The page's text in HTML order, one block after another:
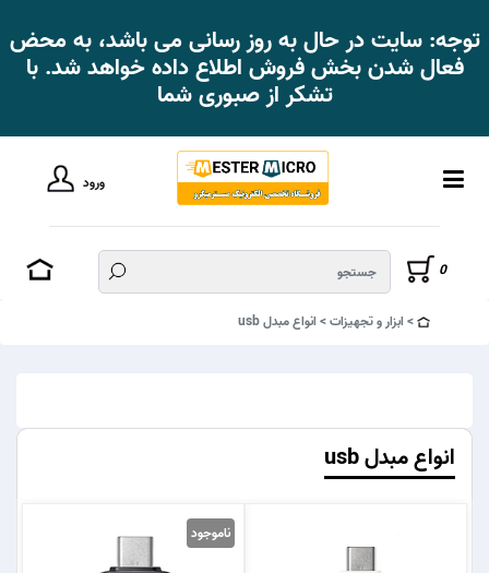
توجه: سایت در حال به روز رسانی می باشد، به محض
فعال شدن بخش فروش اطلاع داده خواهد شد. با
تشکر از صبوری شما
ورود
0
ابزار و تجهیزات انواع مبدل usb
انواع مبدل usb
ناموجود